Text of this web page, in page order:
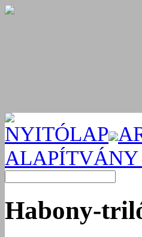
NYITÓLAP
ALAPÍTVÁNY
Habony-